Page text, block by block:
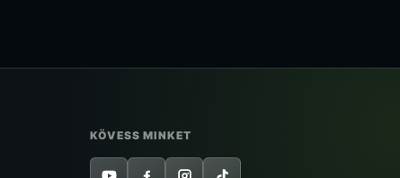
KÖVESS MINKET